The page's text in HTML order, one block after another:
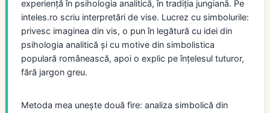
experiență în psihologia analitică, în tradiția jungiană. Pe
inteles.ro scriu interpretări de vise. Lucrez cu simbolurile:
privesc imaginea din vis, o pun în legătură cu idei din
psihologia analitică și cu motive din simbolistica
populară românească, apoi o explic pe înțelesul tuturor,
fără jargon greu.
Metoda mea unește două fire: analiza simbolică din